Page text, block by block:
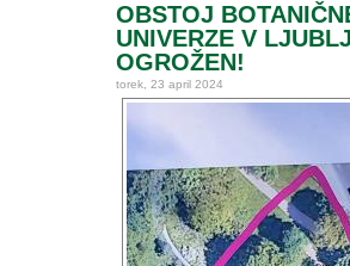
OBSTOJ
UNIVERZE V
OGROŽEN!
torek, 23 april 2024